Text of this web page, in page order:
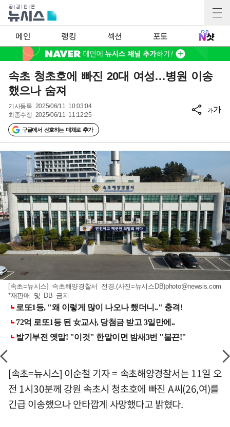
메인 랭킹 섹션 포토
속초 청초호에 빠진 20대 여성…병원 이송
했으나 숨져
기사등록 2025/06/11 10:03:04
최종수정 2025/06/11 11:12:25
구글에서 선호하는 매체로 추가
가가
[속초=뉴시스] 속초해양경찰서 전경.(사진=뉴시스DB)photo@newsis.com
*재판매 및 DB 금지
[속초=뉴시스] 이순철 기자 = 속초해양경찰서는 11일 오
전 1시30분께 강원 속초시 청초호에 빠진 A씨(26,여)를
긴급 이송했으나 안타깝게 사망했다고 밝혔다.